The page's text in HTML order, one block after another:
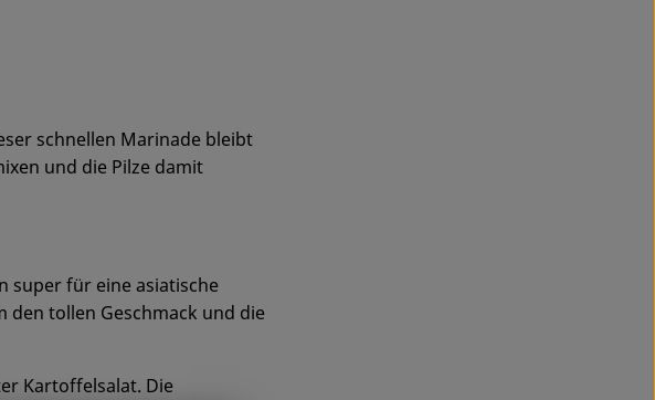
schnellen Marinade bleibt
und die Pilze damit
super für eine asiatische
den tollen Geschmack und die
Kartoffelsalat. Die